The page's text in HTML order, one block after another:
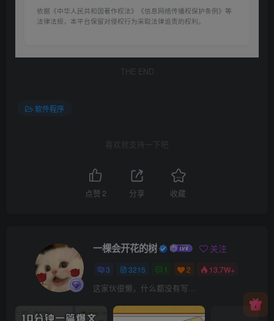
依据《中华人民共和国著作权法》《信息网络传播权保护条例》等
法律法规，本平台保留对侵权行为采取法律追责的权利。
THE END
软件程序
喜欢就支持一下吧
点赞2 分享 收藏
一棵会开花的树 关注
3 3215 1 2 13.7W+
这家伙很懒，什么都没有写...